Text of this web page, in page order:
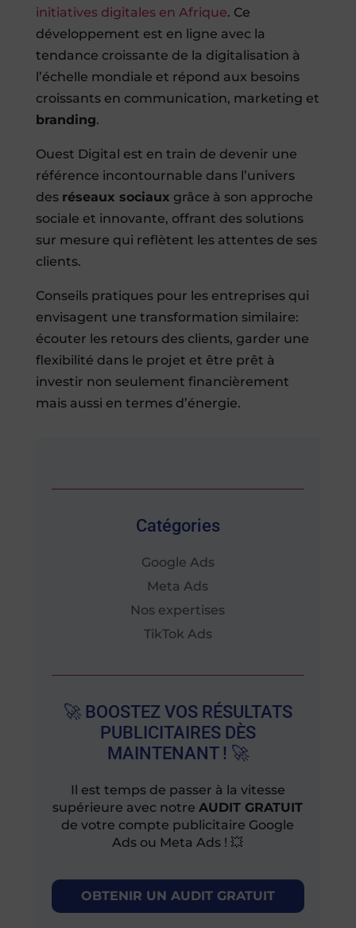
initiatives digitales en Afrique. Ce
développement est en ligne avec la
tendance croissante de la digitalisation à
l’échelle mondiale et répond aux besoins
croissants en communication, marketing et
branding.
Ouest Digital est en train de devenir une
référence incontournable dans l’univers
des réseaux sociaux grâce à son approche
sociale et innovante, offrant des solutions
sur mesure qui reflètent les attentes de ses
clients.
Conseils pratiques pour les entreprises qui
envisagent une transformation similaire:
écouter les retours des clients, garder une
flexibilité dans le projet et être prêt à
investir non seulement financièrement
mais aussi en termes d’énergie.
Catégories
Google Ads
Meta Ads
Nos expertises
TikTok Ads
🚀 BOOSTEZ VOS RÉSULTATS
PUBLICITAIRES DÈS
MAINTENANT ! 🚀
Il est temps de passer à la vitesse
supérieure avec notreAUDIT GRATUIT
de votre compte publicitaire Google
Ads ou Meta Ads ! 💥
OBTENIR UN AUDIT GRATUIT